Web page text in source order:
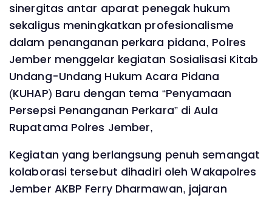
sinergitas antar aparat penegak hukum
sekaligus meningkatkan profesionalisme
dalam penanganan perkara pidana, Polres
Jember menggelar kegiatan Sosialisasi Kitab
Undang-Undang Hukum Acara Pidana
(KUHAP) Baru dengan tema “Penyamaan
Persepsi Penanganan Perkara” di Aula
Rupatama Polres Jember,
Kegiatan yang berlangsung penuh semangat
kolaborasi tersebut dihadiri oleh Wakapolres
Jember AKBP Ferry Dharmawan, jajaran